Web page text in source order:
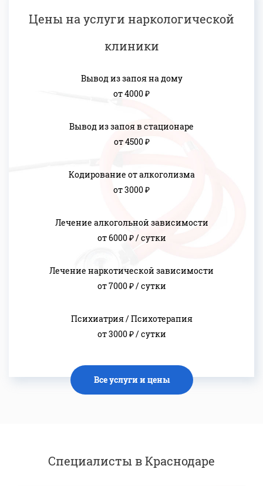
Цены на услуги наркологической
клиники
Вывод из запоя на дому
от 4000 ₽
Вывод из запоя в стационаре
от 4500 ₽
Кодирование от алкоголизма
от 3000 ₽
Лечение алкогольной зависимости
от 6000 ₽ / сутки
Лечение наркотической зависимости
от 7000 ₽ / сутки
Психиатрия / Психотерапия
от 3000 ₽ / сутки
Все услуги и цены
Специалисты в Краснодаре